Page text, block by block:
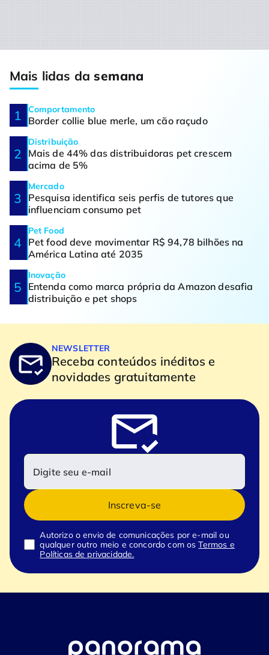
Mais lidas dasemana
Comportamento
Border collie blue merle, um cão raçudo
Distribuição
Mais de 44% das distribuidoras pet crescem
acima de 5%
Mercado
Pesquisa identifica seis perfis de tutores que
influenciam consumo pet
Pet Food
Pet food deve movimentar R$ 94,78 bilhões na
América Latina até 2035
Inovação
Entenda como marca própria da Amazon desafia
distribuição e pet shops
NEWSLETTER
Receba conteúdos inéditos e
novidades gratuitamente
Inscreva-se
Autorizo o envio de comunicações por e-mail ou
qualquer outro meio e concordo com osTermos e
Políticas de privacidade.